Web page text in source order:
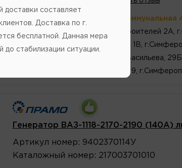
В магазине: (ул.Коммунальная
2 шт. (Переулок Строителей 2А,
(ул.Федоренко 1В,
(ул. Генерала Васильева,
(ул. Кубанская, 9,
Генератор ВАЗ-1118-2170-2190 (140А)
Артикул номер : 9402370114У
Каталожный номер : 217003701010
доставки составляет
Доставка по г.
бесплатной. Данная мера
до стабилизации ситуации.